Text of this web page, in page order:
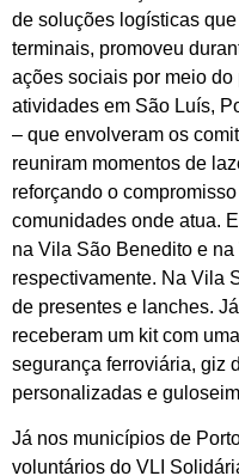
de soluções logísticas
terminais, promoveu
ações sociais por meio
atividades em São Luís,
– que envolveram os
reuniram momentos de
reforçando o
comunidades onde atua.
na Vila São Benedito e
respectivamente. Na Vila
de presentes e lanches.
receberam um kit com
segurança ferroviária, giz
personalizadas e
Já nos municípios de
voluntários do VLI